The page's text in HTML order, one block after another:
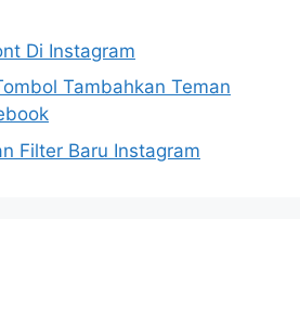
Di Instagram
Tambahkan Teman
Filter Baru Instagram